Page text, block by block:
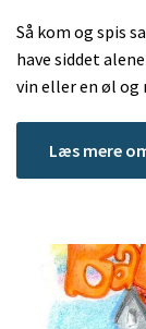
Så kom og spis
have siddet
vin eller en øl
Læs mere